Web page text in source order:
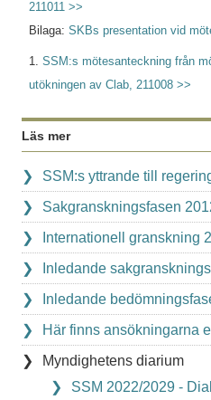
211011 >>
Bilaga: SKBs presentation vid
1. SSM:s mötesanteckning från
utökningen av Clab, 211008 >>
Läs mer
SSM:s yttrande till
Sakgranskningsfasen
Internationell granskning
Inledande
Inledande
Här finns ansökningarna
Myndighetens diarium
SSM 2022/2029 -